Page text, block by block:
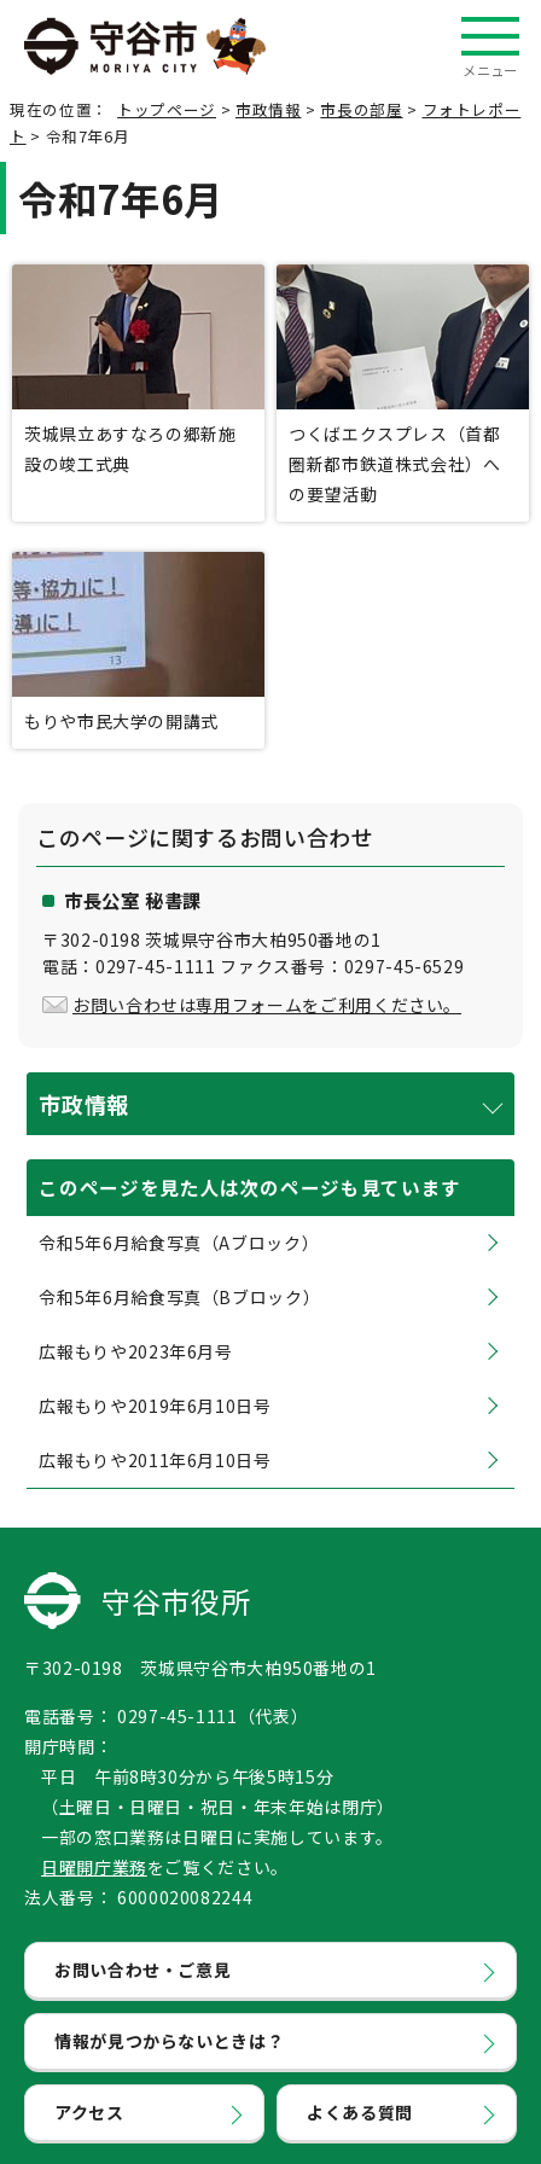
メニュー
現在の位置： トップページ > 市政情報 >市長の部屋 > フォトレポー
ト > 令和7年6月
令和7年6月
茨城県立あすなろの郷新施
設の竣工式典
つくばエクスプレス（首都
圏新都市鉄道株式会社）へ
の要望活動
もりや市民大学の開講式
このページに関するお問い合わせ
市長公室 秘書課
〒302-0198 茨城県守谷市大柏950番地の1
電話：0297-45-1111 ファクス番号：0297-45-6529
お問い合わせは専用フォームをご利用ください。
市政情報
このページを見た人は次のページも見ています
令和5年6月給食写真（Aブロック）
令和5年6月給食写真（Bブロック）
広報もりや2023年6月号
広報もりや2019年6月10日号
広報もりや2011年6月10日号
守谷市役所
〒302-0198 茨城県守谷市大柏950番地の1
電話番号： 0297-45-1111（代表）
開庁時間：
平日 午前8時30分から午後5時15分
（土曜日・日曜日・祝日・年末年始は閉庁）
一部の窓口業務は日曜日に実施しています。
日曜開庁業務をご覧ください。
法人番号： 6000020082244
お問い合わせ・ご意見
情報が見つからないときは？
アクセス よくある質問